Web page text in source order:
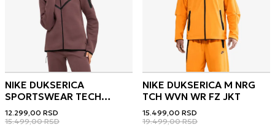
NIKE DUKSERICA
SPORTSWEAR TECH
FLEECE
12.299,00 RSD
15.499,00 RSD
NIKE DUKSERICA M NRG
TCH WVN WR FZ JKT
15.499,00 RSD
19.499,00 RSD